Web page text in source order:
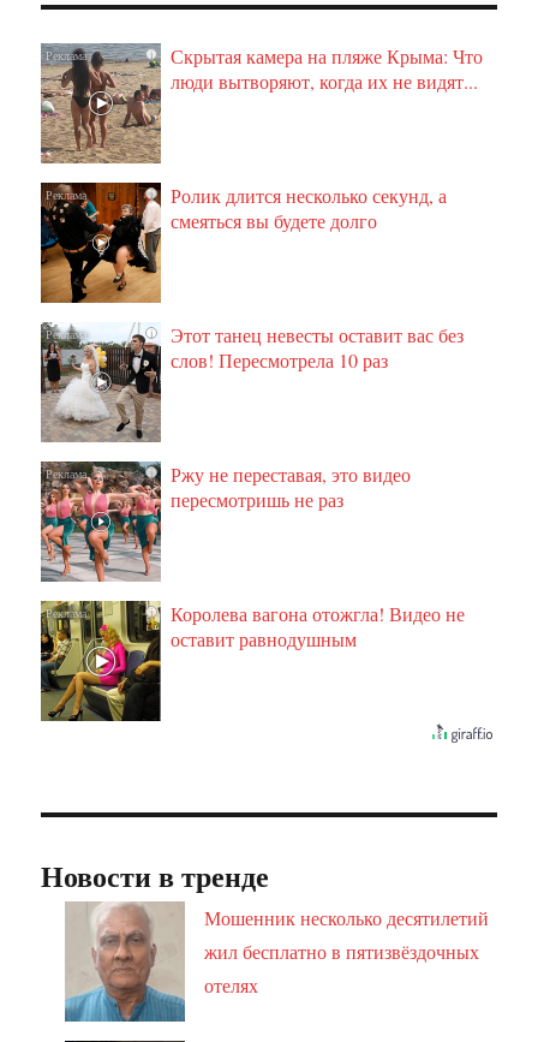
i
Скрытая камера на пляже Крыма: Что
люди вытворяют, когда их не видят...
i
Ролик длится несколько секунд, а
смеяться вы будете долго
i
Этот танец невесты оставит вас без
слов! Пересмотрела 10 раз
i
Ржу не переставая, это видео
пересмотришь не раз
i
Королева вагона отожгла! Видео не
оставит равнодушным
Новости в тренде
Мошенник несколько десятилетий
жил бесплатно в пятизвёздочных
отелях